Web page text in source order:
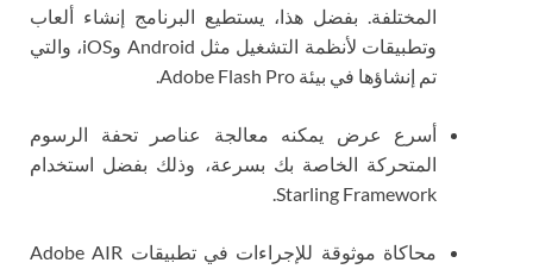
المختلفة. بفضل هذا، يستطيع البرنامج إنشاء ألعاب
وتطبيقات لأنظمة التشغيل مثل Android وiOS، والتي
تم إنشاؤها في بيئة Adobe Flash Pro.
أسرع عرض يمكنه معالجة عناصر تحفة الرسوم
المتحركة الخاصة بك بسرعة، وذلك بفضل استخدام
Starling Framework.
محاكاة موثوقة للإجراءات في تطبيقات Adobe AIR